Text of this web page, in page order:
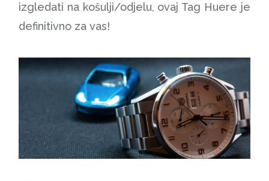
izgledati na košulji/odjelu, ovaj Tag Huere je
definitivno za vas!